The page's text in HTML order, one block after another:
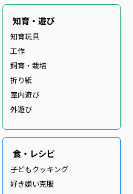
知育・遊び
知育玩具
工作
飼育・栽培
折り紙
室内遊び
外遊び
食・レシピ
子どもクッキング
好き嫌い克服